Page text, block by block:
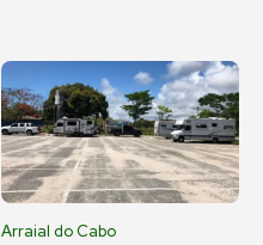
Arraial do Cabo